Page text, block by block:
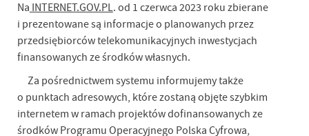
Na INTERNET.GOV.PL. od 1 czerwca 2023 roku zbierane
i prezentowane są informacje o planowanych przez
przedsiębiorców telekomunikacyjnych inwestycjach
finansowanych ze środków własnych.
Za pośrednictwem systemu informujemy także
o punktach adresowych, które zostaną objęte szybkim
internetem w ramach projektów dofinansowanych ze
środków Programu Operacyjnego Polska Cyfrowa,